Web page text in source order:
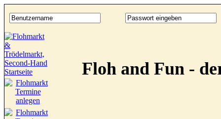
Floh and Fun -